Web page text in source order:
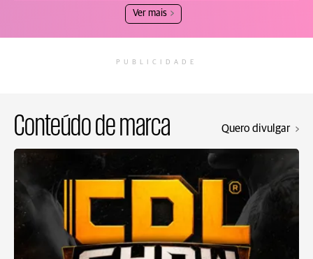
Ver mais
PUBLICIDADE
Conteúdo de marca Quero divulgar